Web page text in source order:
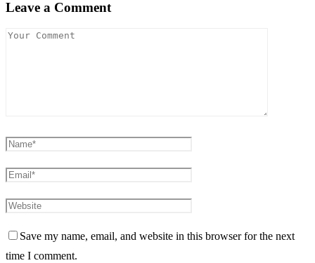
Leave a Comment
Save my name, email, and website in this browser for the next
time I comment.